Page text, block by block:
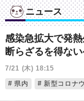
ニュース
感染急拡大で発
断らざるを得な
7/21 (木) 18:15
県内
新型コロナ